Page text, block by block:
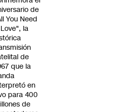
de
You Need
la
de
que la
en
para 400
de